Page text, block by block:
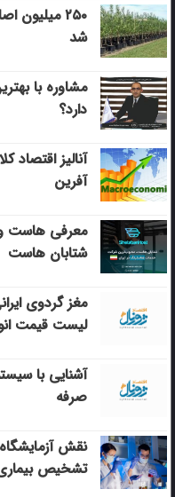
۲۵۰ میلیون
شد
مشاوره با
دارد؟
آنالیز اقتصاد
آفرین
معرفی هاست
شتابان هاست
مغز گردوی
لیست قیمت
آشنایی با
صرفه
نقش
تشخیص